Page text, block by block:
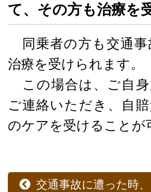
て、その方も治療を
同乗者の方も交通事
治療を受けられます。
この場合は、ご自身
ご連絡いただき、自
のケアを受けることが
交通事故に遭った時